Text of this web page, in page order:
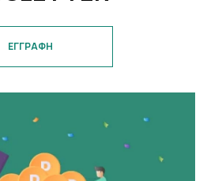
ΕΓΓΡΑΦΗ